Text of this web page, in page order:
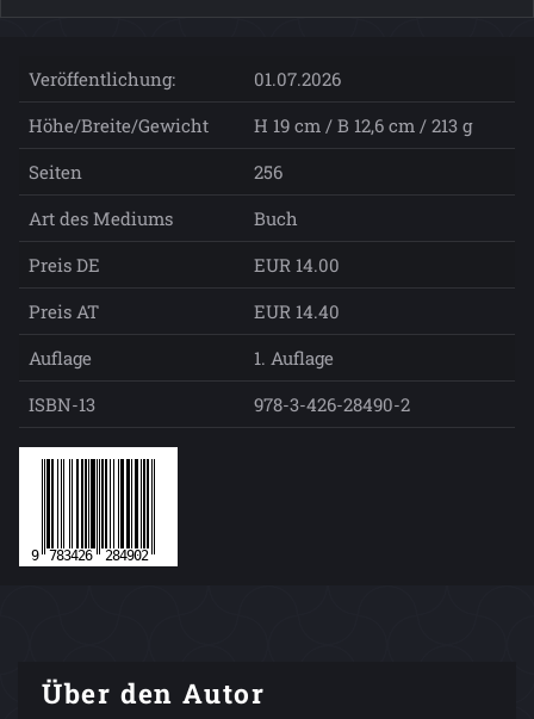
Veröffentlichung:
01.07.2026
Höhe/Breite/Gewicht
H 19 cm / B 12,6 cm / 213 g
Seiten
256
Art des Mediums
Buch
Preis DE
EUR 14.00
Preis AT
EUR 14.40
Auflage
1. Auflage
ISBN-13
978-3-426-28490-2
Über den Autor